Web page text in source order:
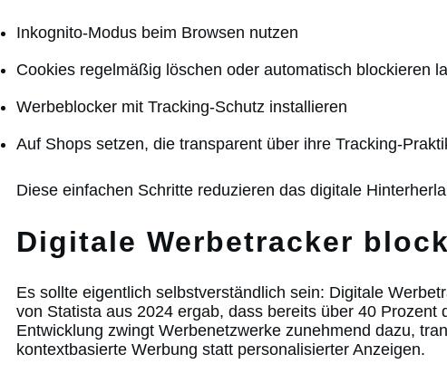
Inkognito-Modus beim Browsen nutzen
Cookies regelmäßig löschen oder automatisch blockieren
Werbeblocker mit Tracking-Schutz installieren
Auf Shops setzen, die transparent über ihre Tracking-
Diese einfachen Schritte reduzieren das digitale
Digitale Werbetracker
Es sollte eigentlich selbstverständlich sein: Digitale
von Statista aus 2024 ergab, dass bereits über 40
Entwicklung zwingt Werbenetzwerke zunehmend dazu,
kontextbasierte Werbung statt personalisierter Anzeigen.